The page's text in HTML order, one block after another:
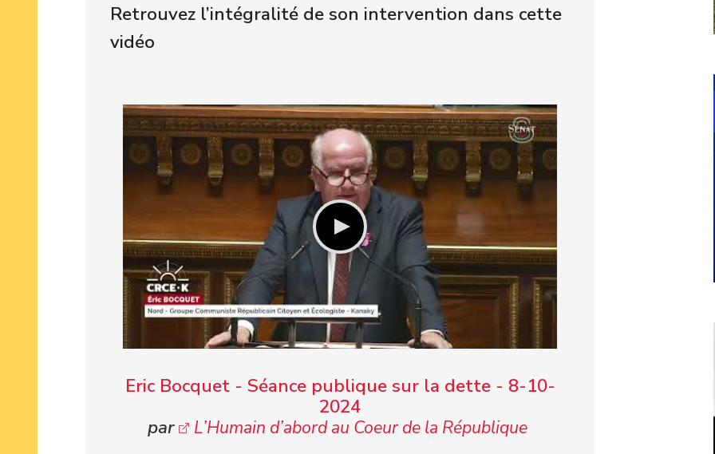
Retrouvez l’intégralité de son intervention dans cette
vidéo
Eric Bocquet - Séance publique sur la dette - 8-10-
2024
par
L’Humain d’abord au Coeur de la République